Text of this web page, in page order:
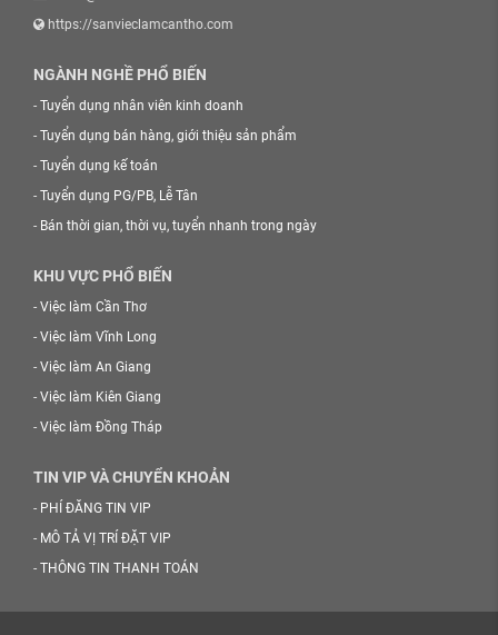
https://sanvieclamcantho.com
NGÀNH NGHỀ PHỔ BIẾN
- Tuyển dụng nhân viên kinh doanh
- Tuyển dụng bán hàng, giới thiệu sản phẩm
- Tuyển dụng kế toán
- Tuyển dụng PG/PB, Lễ Tân
- Bán thời gian, thời vụ, tuyển nhanh trong ngày
KHU VỰC PHỔ BIẾN
- Việc làm Cần Thơ
- Việc làm Vĩnh Long
- Việc làm An Giang
- Việc làm Kiên Giang
- Việc làm Đồng Tháp
TIN VIP VÀ CHUYỂN KHOẢN
- PHÍ ĐĂNG TIN VIP
- MÔ TẢ VỊ TRÍ ĐẶT VIP
- THÔNG TIN THANH TOÁN